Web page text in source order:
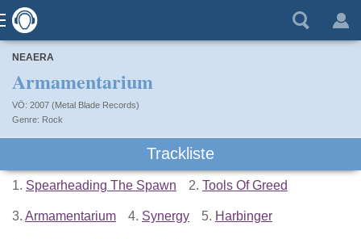
NEAERA
Armamentarium
VÖ: 2007 (Metal Blade Records)
Rock
Trackliste
1. Spearheading The Spawn 2. Tools Of Greed
3. Armamentarium 4. Synergy 5. Harbinger